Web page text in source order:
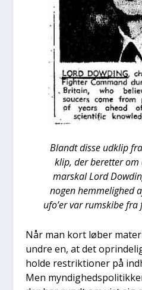
Blandt dis­se udklip
klip, der beret­ter
marskal Lord
nogen hem­me­lig­hed
ufo’er var rum­ski­be
Når man kort løber
undre en, at det
hol­de restrik­tio­ner på
Men